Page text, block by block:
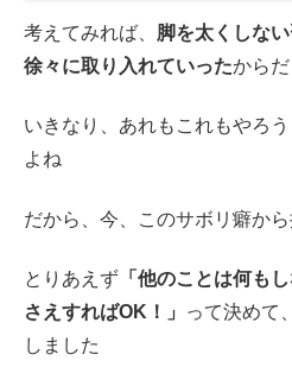
考えてみれば、 脚を太くしな
徐々に取り入れていったからだ
いきなり、あれもこれもやろ
よね
だから、今、このサボリ癖か
とりあえず 「他のことは何も
さえすればOK！」
って決めて
しました